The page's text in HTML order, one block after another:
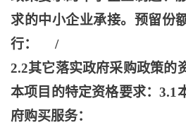
求的中小企业承接。预留份
行：
/
2.2其它落实政府采购政策的
本项目的特定资格要求：3.1
府购买服务：